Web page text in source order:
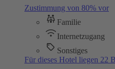
Zustimmung von 80% vor
Familie
Internetzugang
Sonstiges
Für dieses Hotel liegen 22